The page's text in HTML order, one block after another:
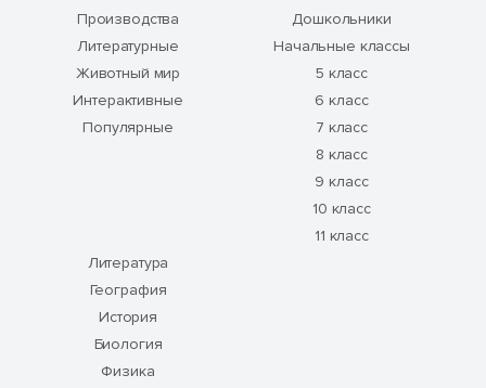
Производства
Литературные
Животный мир
Интерактивные
Популярные
Дошкольники
Начальные классы
5 класс
6 класс
7 класс
8 класс
9 класс
10 класс
11 класс
Литература
География
История
Биология
Физика